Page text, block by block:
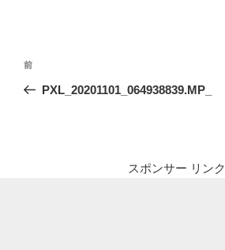
投
ナ
前
の
前
PXL_20201101_064938839.MP_
スポンサー リンク